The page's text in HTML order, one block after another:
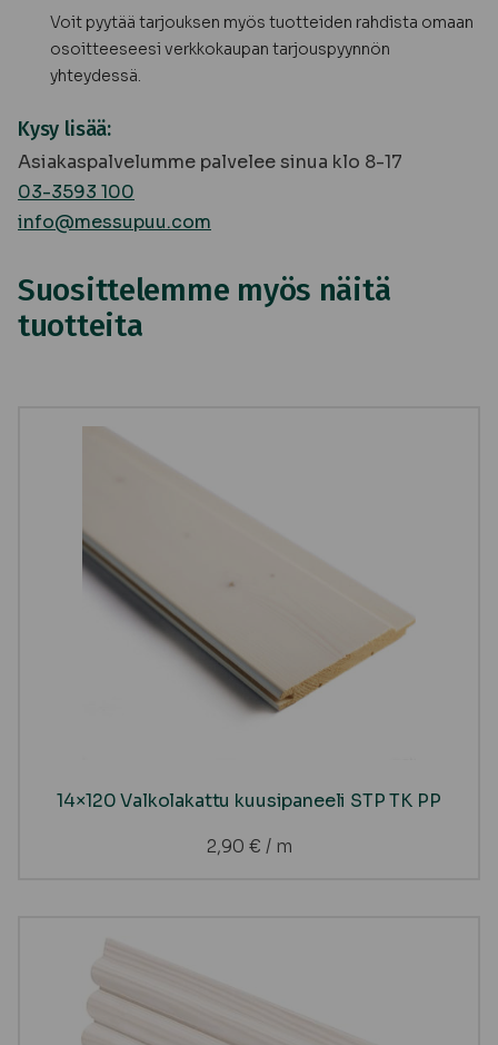
Voit pyytää tarjouksen myös tuotteiden rahdista omaan
osoitteeseesi verkkokaupan tarjouspyynnön
yhteydessä.
Kysy lisää:
Asiakaspalvelumme palvelee sinua klo 8-17
03-3593 100
info@messupuu.com
Suosittelemme myös näitä
tuotteita
14×120 Valkolakattu kuusipaneeli STP TK PP
2,90 € / m